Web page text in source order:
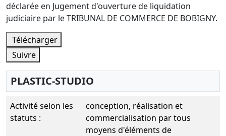
déclarée en Jugement d'ouverture de liquidation
judiciaire par le TRIBUNAL DE COMMERCE DE BOBIGNY.
Télécharger
Suivre
PLASTIC-STUDIO
Activité selon les
statuts :
conception, réalisation et
commercialisation par tous
moyens d'éléments de